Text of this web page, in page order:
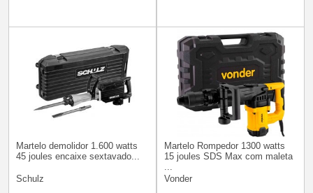
Martelo demolidor 1.600 watts
45 joules encaixe sextavado...
Schulz
Martelo Rompedor 1300 watts
15 joules SDS Max com maleta
Vonder